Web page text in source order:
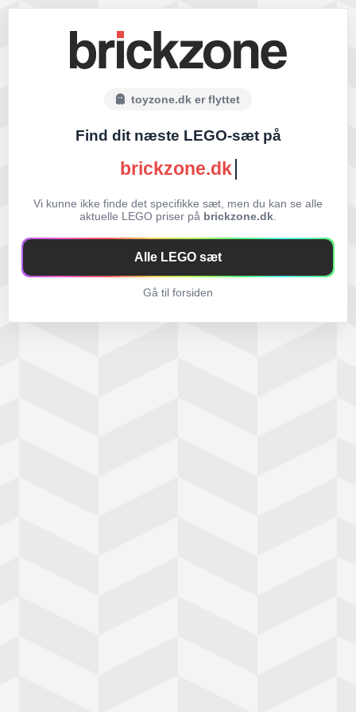
toyzone.dk er flyttet
Find dit næste LEGO-sæt på
brickzone.dk
Vi kunne ikke finde det specifikke sæt, men du kan se alle
aktuelle LEGO priser på brickzone.dk
Alle LEGO sæt
Gå til forsiden